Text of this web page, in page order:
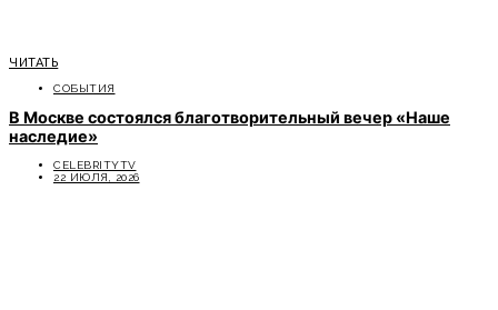
ЧИТАТЬ
СОБЫТИЯ
В Москве состоялся благотворительный вечер «Наше
наследие»
CELEBRITYTV
22 ИЮЛЯ, 2026